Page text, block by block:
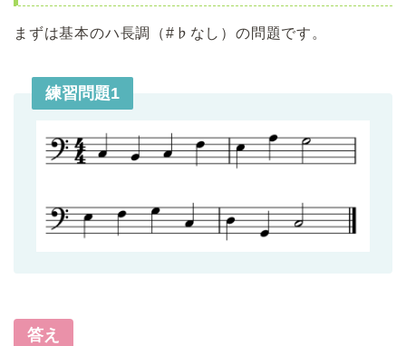
まずは基本のハ長調（#♭なし）の問題です。
練習問題1
答え